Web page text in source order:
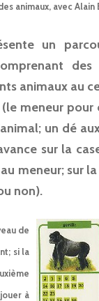
animaux, avec Alain
un
animaux au
meneur
un dé
sur la
meneur; sur
non).
de
si la
à